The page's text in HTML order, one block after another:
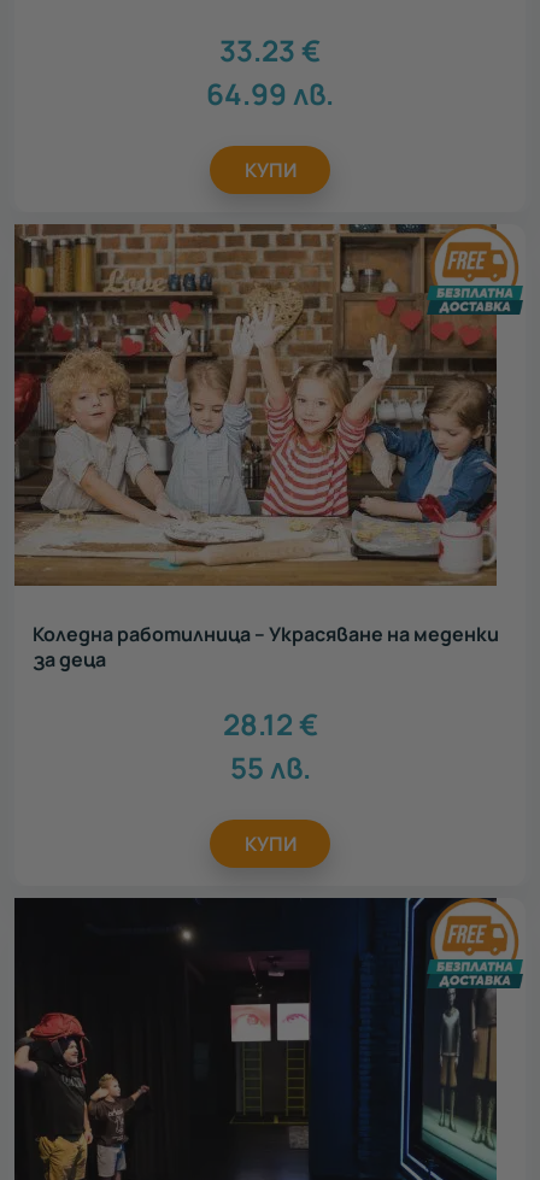
33.23€
64.99 лв.
КУПИ
Коледна работилница – Украсяване на меденки
за деца
28.12€
55лв.
КУПИ